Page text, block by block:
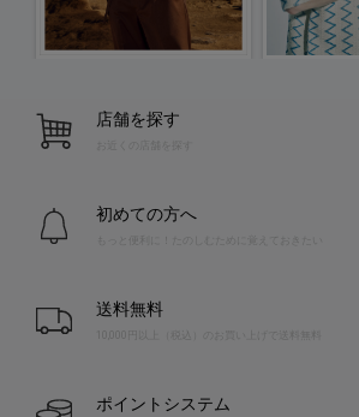
店舗を探す
お近くの店舗を探す
初めての方へ
送料無料
10,000円以上（税込）のお買い上げで送料無料
ポイントシステム